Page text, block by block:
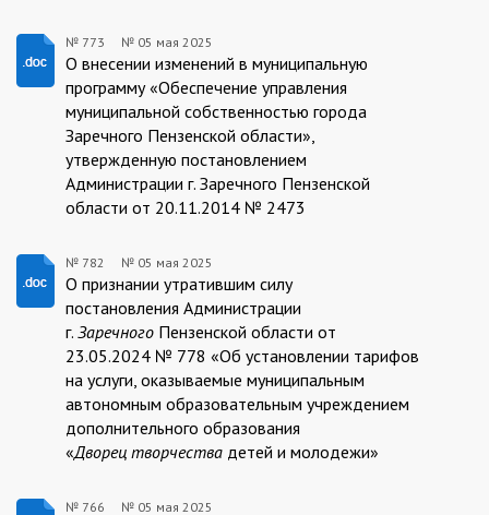
773/06.05.2025
№ 773 № 05 мая 2025
О внесении изменений в муниципальную
программу «Обеспечение управления
муниципальной собственностью города
Заречного Пензенской области»,
утвержденную постановлением
Администрации г. Заречного Пензенской
области от 20.11.2014 № 2473
782/06.05.2025
№ 782 № 05 мая 2025
О признании утратившим силу
постановления Администрации
г. Заречного Пензенской области от
23.05.2024 № 778 «Об установлении тарифов
на услуги, оказываемые муниципальным
автономным образовательным учреждением
дополнительного образования
«Дворец творчества детей и молодежи»
№ 766 № 05 мая 2025